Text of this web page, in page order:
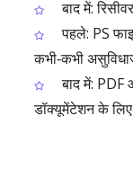
बाद में:
पहले: PS
कभी‑कभी
बाद में:
डॉक्यूमेंटेशन के लिए